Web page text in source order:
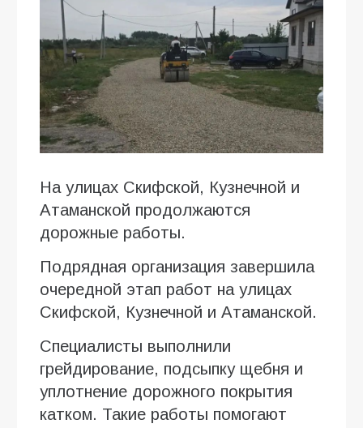
На улицах Скифской, Кузнечной и
Атаманской продолжаются
дорожные работы.
Подрядная организация завершила
очередной этап работ на улицах
Скифской, Кузнечной и Атаманской.
Специалисты выполнили
грейдирование, подсыпку щебня и
уплотнение дорожного покрытия
катком. Такие работы помогают